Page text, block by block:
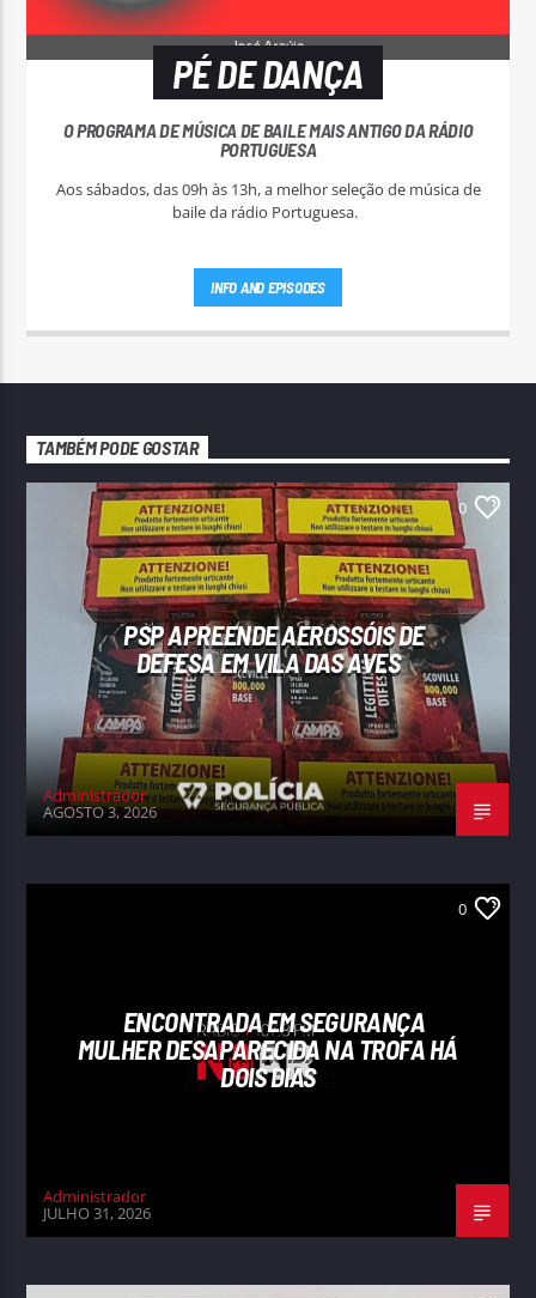
PÉ DE DANÇA
O PROGRAMA DE MÚSICA DE BAILE MAIS ANTIGO DA RÁDIO
PORTUGUESA
Aos sábados, das 09h às 13h, a melhor seleção de música de
INFO AND EPISODES
TAMBÉM PODE GOSTAR
0
PSP APREENDE AEROSSÓIS DE
DEFESA EM VILA DAS AVES
Administrador
AGOSTO 3, 2026
0
ENCONTRADA EM SEGURANÇA
MULHER DESAPARECIDA NA TROFA HÁ
DOIS DIAS
Administrador
JULHO 31, 2026